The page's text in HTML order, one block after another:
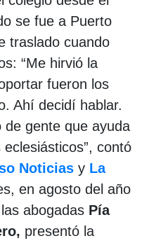
se fue a Puerto
traslado cuando
“Me hirvió la
fueron los
Ahí decidí hablar.
gente que ayuda
contó
Noticias y La
en agosto del año
abogadas Pía
presentó la